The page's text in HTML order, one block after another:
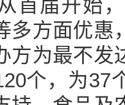
届开始，
多方面优惠
方为最不发
个，为37